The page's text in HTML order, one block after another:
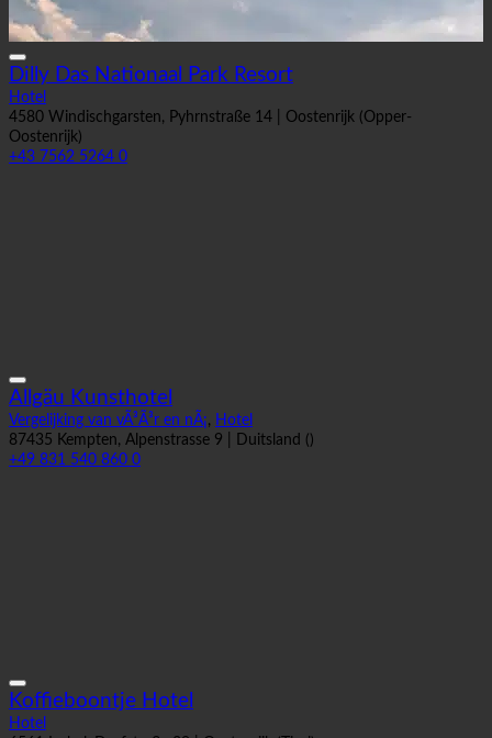
Dilly Das Nationaal Park Resort
Hotel
4580 Windischgarsten, Pyhrnstraße 14 | Oostenrijk (Opper-
Oostenrijk)
Allgäu Kunsthotel
Vergelijking van vÃ³Ã³r en nÃ¡, Hotel
87435 Kempten, Alpenstrasse 9 | Duitsland ()
Koffieboontje Hotel